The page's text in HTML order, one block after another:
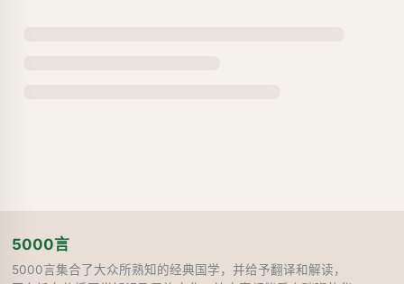
5000言
5000言集合了大众所熟知的经典国学，并给予翻译和解读，